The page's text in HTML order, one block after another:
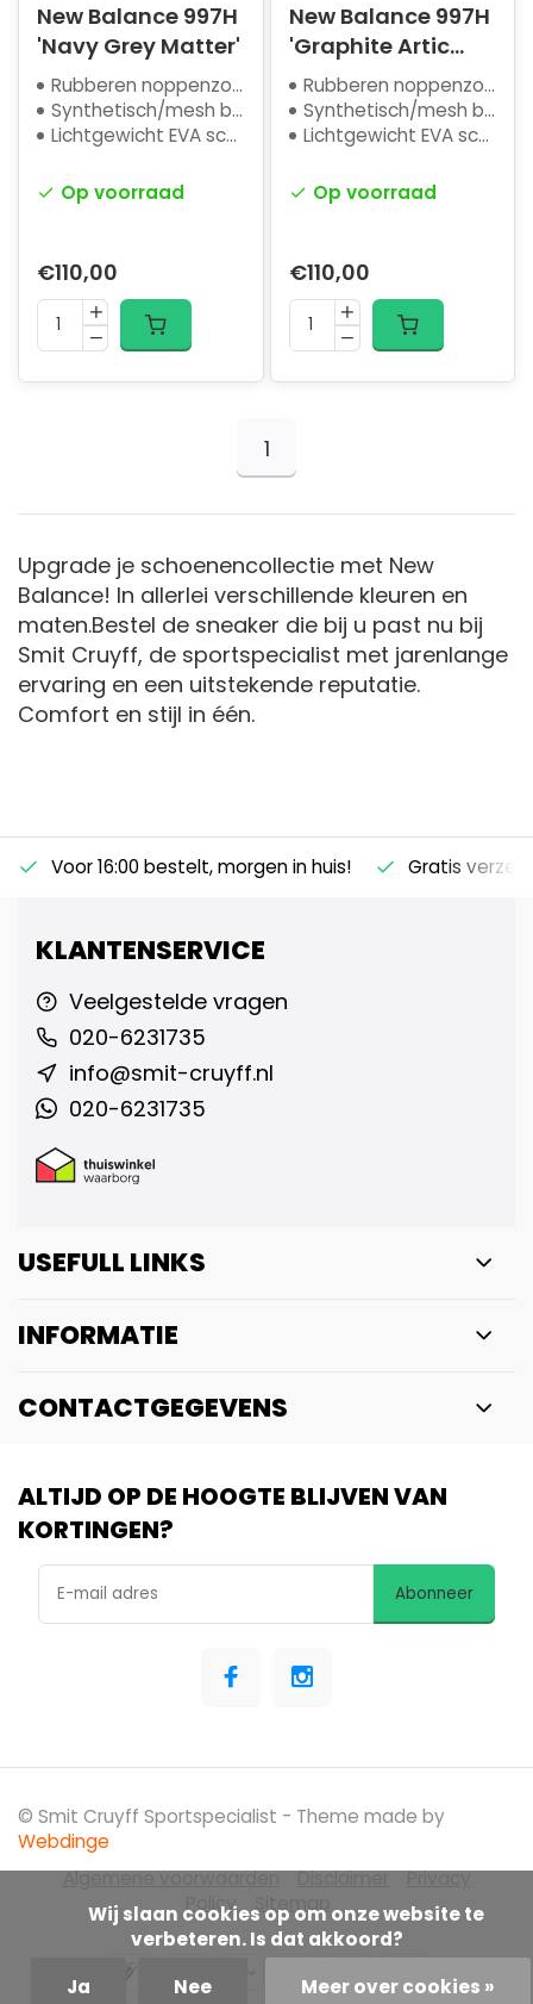
New Balance 997H
'Navy Grey Matter'
Rubberen noppenzool
Synthetisch/mesh bovenwerk
Lichtgewicht EVA schuim
Op voorraad
€110,00
New Balance 997H
'Graphite Artic
Grey'
Rubberen noppenzool
Synthetisch/mesh bovenwerk
Lichtgewicht EVA schuim
Op voorraad
€110,00
1
Upgrade je schoenencollectie met New
Balance! In allerlei verschillende kleuren en
maten.Bestel de sneaker die bij u past nu bij
Smit Cruyff, de sportspecialist met jarenlange
ervaring en een uitstekende reputatie.
Comfort en stijl in één.
Voor 16:00 bestelt, morgen in huis! Gratis
KLANTENSERVICE
Veelgestelde vragen
020-6231735
info@smit-cruyff.nl
020-6231735
USEFULL LINKS
INFORMATIE
CONTACTGEGEVENS
ALTIJD OP DE HOOGTE BLIJVEN VAN
KORTINGEN?
Abonneer
Algemene voorwaarden Disclaimer
Privacy
Policy
© Smit Cruyff Sportspecialist - Theme made by
Webdinge
verbeteren. Is dat akkoord?
Ja
Nee Meer over cookies »